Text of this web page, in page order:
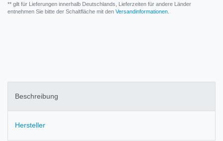
** gilt für Lieferungen innerhalb Deutschlands, Lieferzeiten für andere Länder
entnehmen Sie bitte der Schaltfläche mit den Versandinformationen
Beschreibung
Hersteller